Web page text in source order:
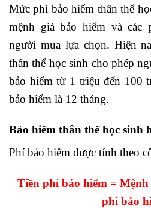
Mức phí bảo hiểm thân thể
mệnh giá bảo hiểm và các
người mua lựa chọn. Hiện
thân thể học sinh cho phép
bảo hiểm từ 1 triệu đến 100
bảo hiểm là 12 tháng.
Bảo hiểm thân thể học sinh
Phí bảo hiểm được tính theo
Tiền phí bảo hiểm =
phí bảo